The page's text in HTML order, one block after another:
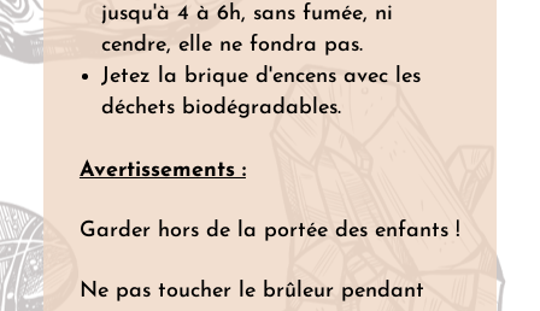
jusqu'à 4 à 6h, sans fumée, ni
cendre, elle ne fondra pas.
Jetez la brique d'encens avec les
déchets biodégradables.
Avertissements :
Garder hors de la portée des enfants !
Ne pas toucher le brûleur pendant